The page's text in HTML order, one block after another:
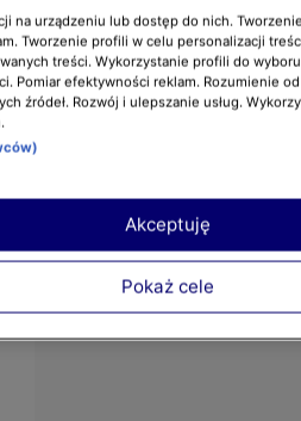
zarządza
na urządzeniu lub dostęp do nich.
Tworzenie profili w celu personalizacji
treści. Wykorzystanie profili do
Pomiar efektywności reklam. Rozumienie
źródeł. Rozwój i ulepszanie usług.
Pokaż cele
Akceptuję